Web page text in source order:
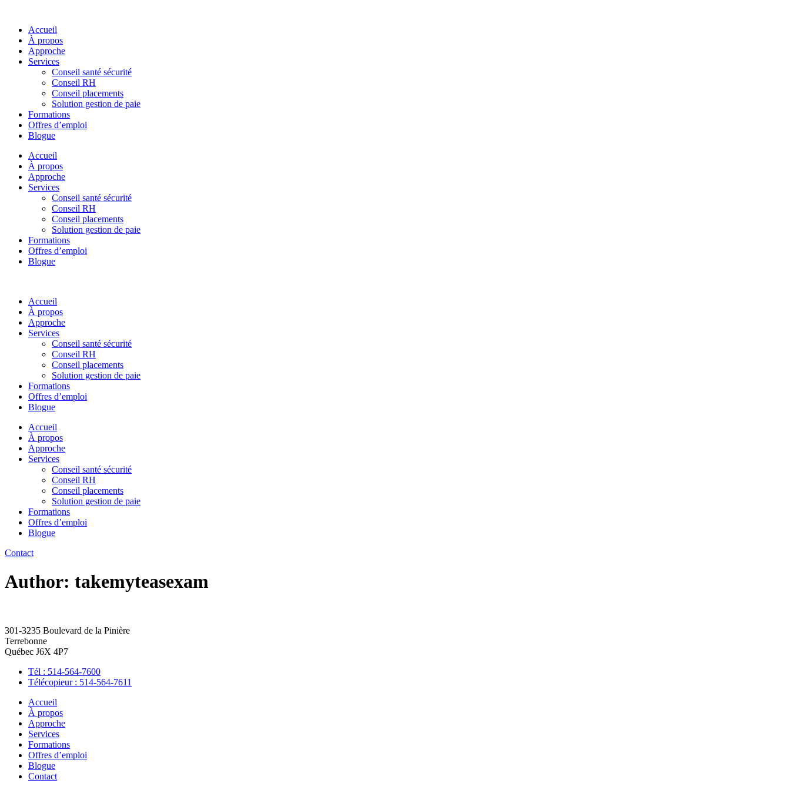
contentAccueil
À propos
Approche
Services
Conseil santé sécurité
Conseil RH
Conseil placements
Solution gestion de paie
Formations
Offres d’emploi
Blogue
Accueil
À propos
Approche
Services
Conseil santé sécurité
Conseil RH
Conseil placements
Solution gestion de paie
Formations
Offres d’emploi
Blogue
Accueil
À propos
Approche
Services
Conseil santé sécurité
Conseil RH
Conseil placements
Solution gestion de paie
Formations
Offres d’emploi
Blogue
Accueil
À propos
Approche
Services
Conseil santé sécurité
Conseil RH
Conseil placements
Solution gestion de paie
Formations
Offres d’emploi
Blogue
Contact
Author: takemyteasexam
301-3235 Boulevard de la Pinière
Terrebonne
Québec J6X 4P7
Tél : 514-564-7600
Télécopieur : 514-564-7611
Accueil
À propos
Approche
Services
Formations
Offres d’emploi
Blogue
Contact